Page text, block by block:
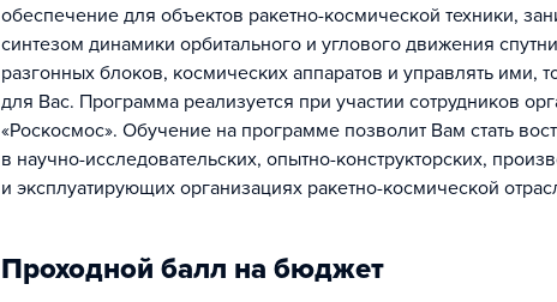
обеспечение для объектов ракетно-космической техники,
синтезом динамики орбитального и углового движения
разгонных блоков, космических аппаратов и управлять ими,
для Вас. Программа реализуется при участии сотрудников
«Роскосмос». Обучение на программе позволит Вам стать
в научно-исследовательских, опытно-конструкторских,
и эксплуатирующих организациях ракетно-космической
Проходной балл на бюджет